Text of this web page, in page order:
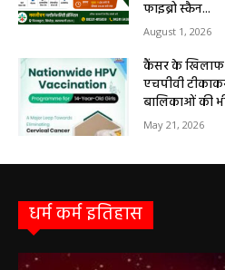
लिवर की जांच,
चिवराकुटा में 2
August 1, 2026
कैंसर के खिलाफ
एचपीवी
May 21, 2026
धर्म कर्म इतिहास